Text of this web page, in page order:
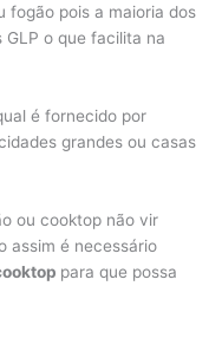
fogão pois a maioria dos
o que facilita na
é fornecido por
grandes ou casas
ou cooktop não vir
assim é necessário
para que possa